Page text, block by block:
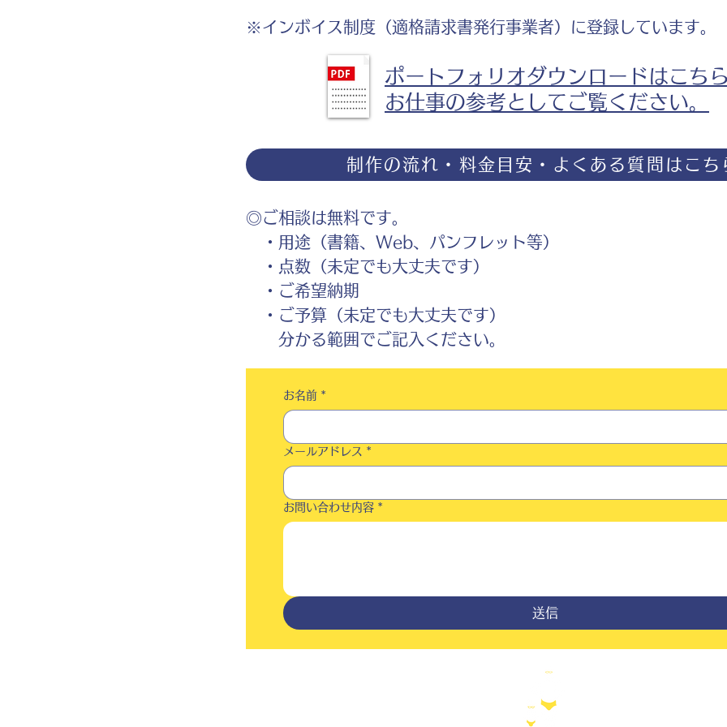
※インボイス制度（適格請求書発行事業者）に登録しています。
ポートフォリオダウンロードはこち
お仕事の参考としてご覧ください。
制作の流れ・料金目安・よくある質問はこち
◎ご相談は無料です。
・用途（書籍、Web、パンフレット等）
・点数（未定でも大丈夫です）
・ご希望納期
・ご予算（未定でも大丈夫です）
分かる範囲でご記入ください。
お名前 *
メールアドレス *
お問い合わせ内容 *
送信